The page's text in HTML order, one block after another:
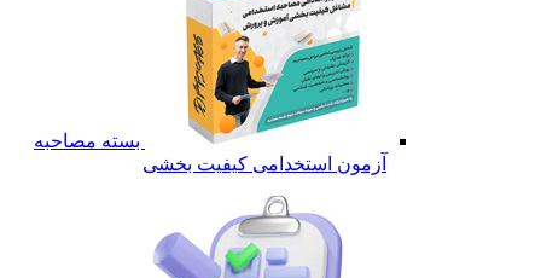
بسته مصاحبه
آزمون استخدامی کیفیت بخشی